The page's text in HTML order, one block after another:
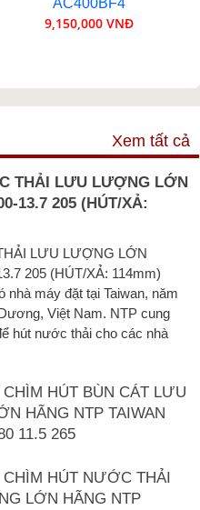
AC400BF4
9,150,000 VNĐ
Xem tất cả
THẢI LƯU LƯỢNG LỚN
13.7 205 (HÚT/XẢ:
LƯU LƯỢNG LỚN
205 (HÚT/XẢ: 114mm)
nhà máy đặt tại Taiwan, năm
Việt Nam. NTP cung
hút nước thải cho các nhà
HÚT BÙN CÁT LƯU
HÃNG NTP TAIWAN
11.5 265
HÚT NƯỚC THẢI
LỚN HÃNG NTP